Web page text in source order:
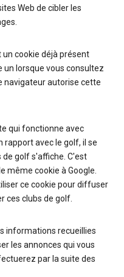
Web de cibler les
un cookie déjà présent
un lorsque vous consultez
navigateur autorise cette
qui fonctionne avec
rapport avec le golf, il se
de golf s'affiche. C'est
même cookie à Google.
ce cookie pour diffuser
ces clubs de golf.
informations recueillies
les annonces qui vous
par la suite des